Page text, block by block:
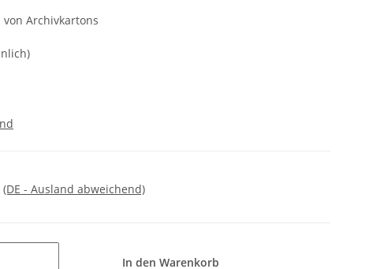
Archivkartons
(DE - Ausland abweichend)
In den Warenkorb